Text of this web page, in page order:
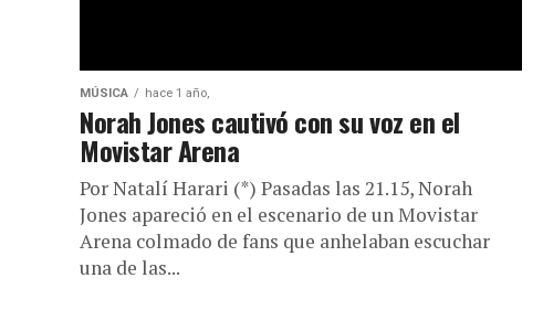
MÚSICA hace 1 año,
Norah Jones cautivó con su voz en el
Movistar Arena
Por Natalí Harari (*) Pasadas las 21.15, Norah
Jones apareció en el escenario de un Movistar
Arena colmado de fans que anhelaban escuchar
una de las...